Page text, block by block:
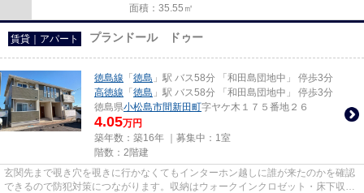
面積：35.55㎡
賃貸｜アパート プランドール ドゥー
徳島線 「 徳島 」駅 バス58分 「和田島団地中」 停歩3分
高徳線 「 徳島 」駅 バス58分 「和田島団地中」 停歩3分
徳島県小松島市間新田町字ヤケ木１７５番地２６
4.05万円
築年数：築16年 ｜募集中： 1室
階数：2階建
玄関先まで覗き穴を覗きに行かなくてもインターホン越しに誰が来たのかを確認
できるので防犯対策につながります。収納はウォークインクロゼット・床下収納